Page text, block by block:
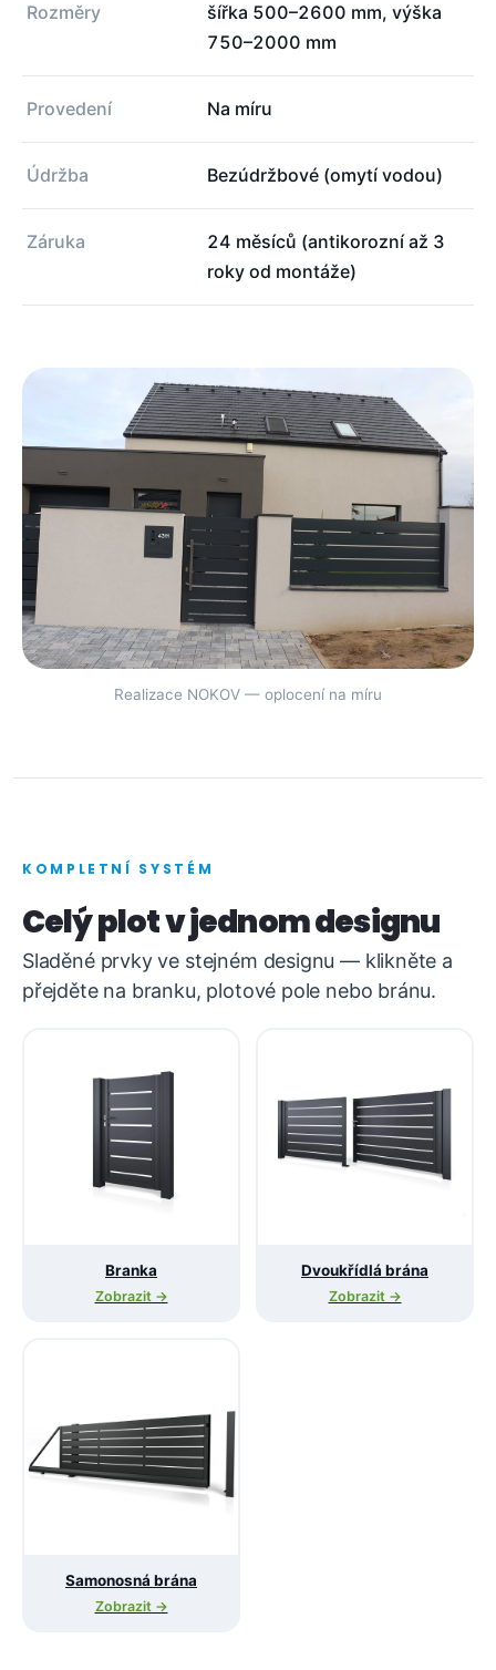
Rozměry
šířka 500–2600 mm, výška
750–2000 mm
Provedení Na míru
Údržba Bezúdržbové (omytí vodou)
Záruka
24 měsíců (antikorozní až 3
roky od montáže)
Realizace NOKOV — oplocení na míru
KOMPLETNÍ SYSTÉM
Celý plot v jednom designu
Sladěné prvky ve stejném designu — klikněte a
přejděte na branku, plotové pole nebo bránu.
Branka
Zobrazit →
Dvoukřídlá brána
Zobrazit →
Samonosná brána
Zobrazit →